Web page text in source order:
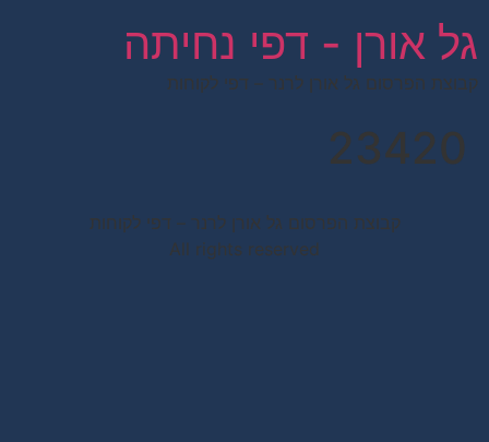
גל אורן - דפי נחיתה
קבוצת הפרסום גל אורן לרנר – דפי לקוחות
23420
קבוצת הפרסום גל אורן לרנר – דפי לקוחות
All rights reserved